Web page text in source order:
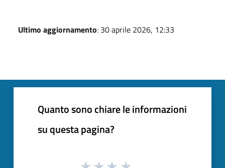
Ultimo aggiornamento: 30 aprile 2026, 12:33
Quanto sono chiare le informazioni
su questa pagina?